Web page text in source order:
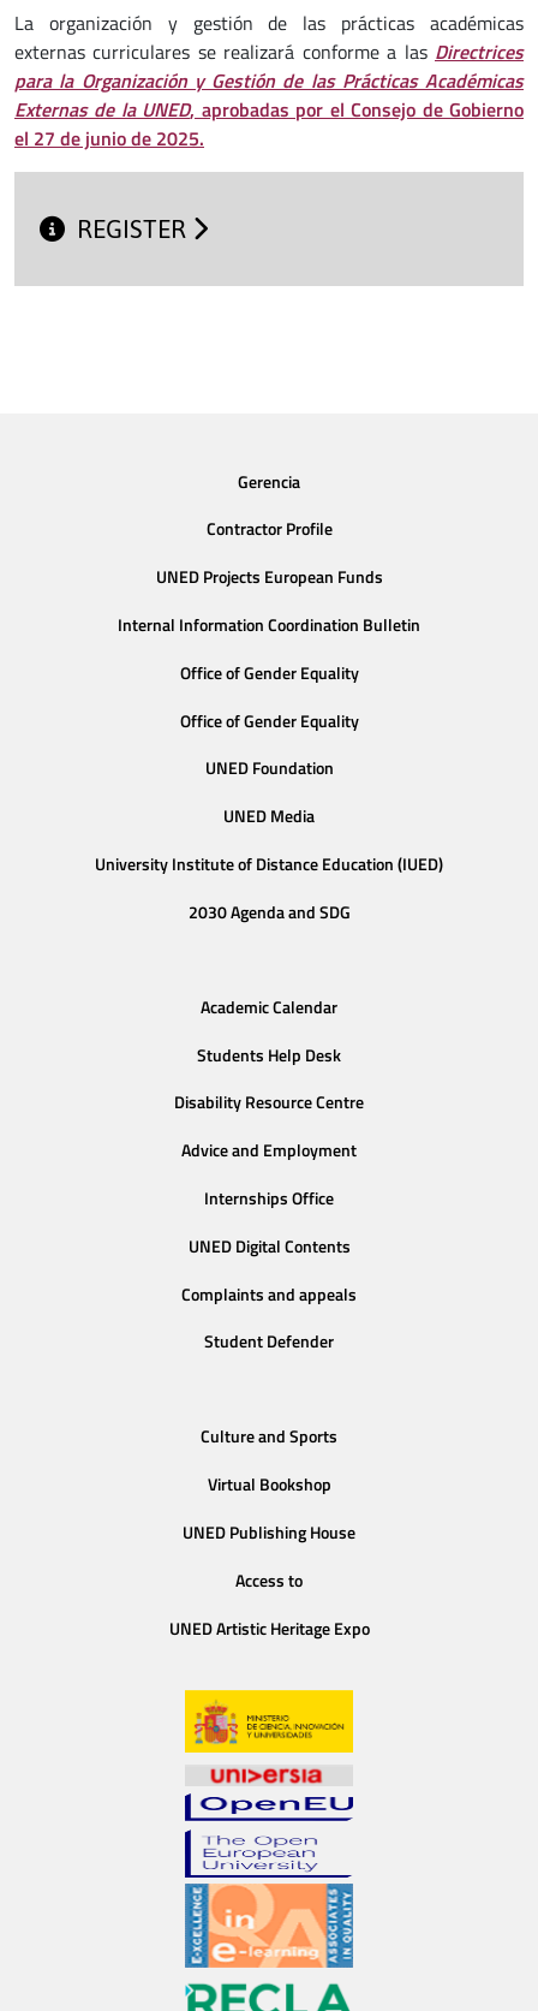
La organización y gestión de las prácticas académicas
externas curriculares se realizará conforme a las Directrices
para la Organización y Gestión de las Prácticas Académicas
Externas de la UNED, aprobadas por el Consejo de Gobierno
el 27 de junio de 2025.
REGISTER
Gerencia
Contractor Profile
UNED Projects European Funds
Internal Information Coordination Bulletin
Office of Gender Equality
Office of Gender Equality
UNED Foundation
UNED Media
University Institute of Distance Education (IUED)
2030 Agenda and SDG
Academic Calendar
Students Help Desk
Disability Resource Centre
Advice and Employment
Internships Office
UNED Digital Contents
Complaints and appeals
Student Defender
Culture and Sports
Virtual Bookshop
UNED Publishing House
Access to
UNED Artistic Heritage Expo